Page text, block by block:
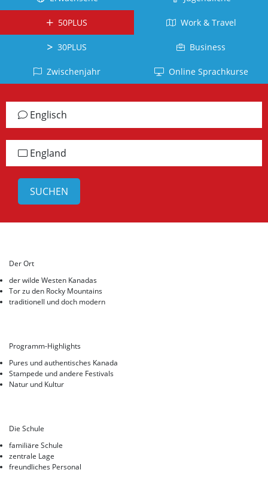
50PLUS Work & Travel
30PLUS Business
Zwischenjahr Online Sprachkurse
Englisch
England
Der Ort
der wilde Westen Kanadas
Tor zu den Rocky Mountains
traditionell und doch modern
Programm-Highlights
Pures und authentisches Kanada
Stampede und andere Festivals
Natur und Kultur
Die Schule
familiäre Schule
zentrale Lage
freundliches Personal
Kanada
Neuseeland
Südafrika
Irland
Schottland
Jamaika
alle
Länder
La
Arabisch
Jordanien
Türkei
Griechenland
Republik
Brasilien
Deutsch
Deutschland
Japanisch
Japan
Vietnam
Lettland